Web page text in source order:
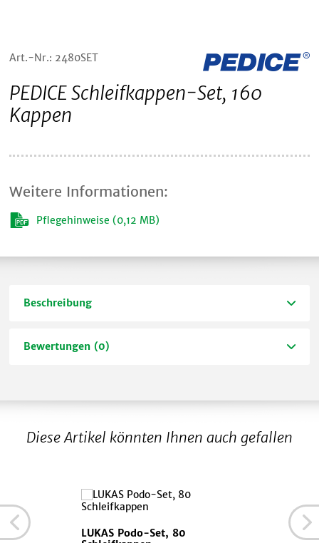
Art.-Nr.: 2480SET
PEDICE Schleifkappen-Set, 160
Kappen
Weitere Informationen:
Pflegehinweise (0,12 MB)
Beschreibung
Bewertungen (0)
Diese Artikel könnten Ihnen auch gefallen
LUKAS Podo-Set, 80